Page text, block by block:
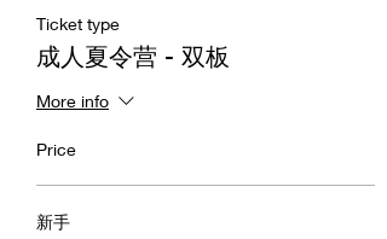
Ticket type
成人夏令营 - 双板
More info
Price
新手